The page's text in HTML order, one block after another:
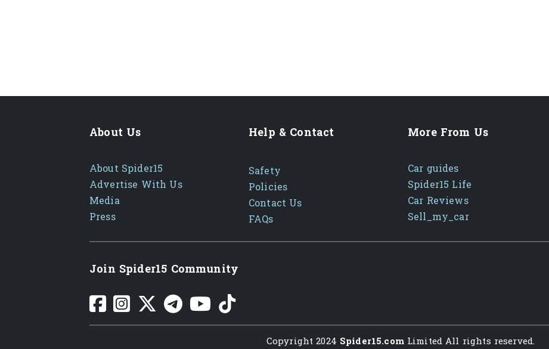
About Us
About Spider15
Advertise With Us
Media
Press
Help & Contact
Safety
Policies
Contact Us
FAQs
More From Us
Car guides
Spider15 Life
Car Reviews
Sell_my_car
Join Spider15 Community
Copyright 2024 Spider15.comLimited All rights reserved.